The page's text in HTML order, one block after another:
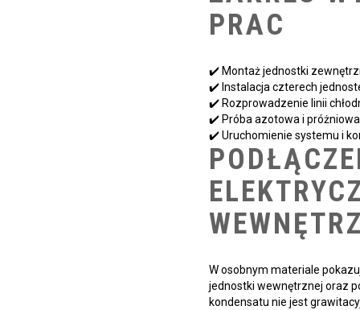
PRAC
✔️ Montaż jednostki
✔️ Instalacja czterech
✔️ Rozprowadzenie linii
✔️ Próba azotowa i
✔️ Uruchomienie systemu i
W osobnym materiale
jednostki wewnętrznej oraz
kondensatu nie jest